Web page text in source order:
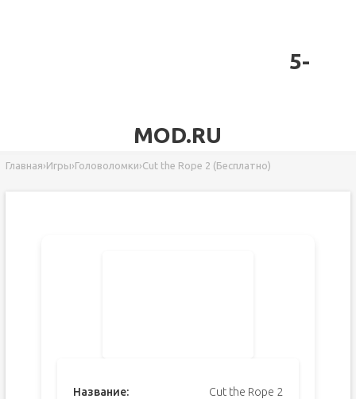
5-
MOD.RU
Главная›Игры›Головоломки›Cut the Rope 2 (Бесплатно)
Название: Cut the Rope 2